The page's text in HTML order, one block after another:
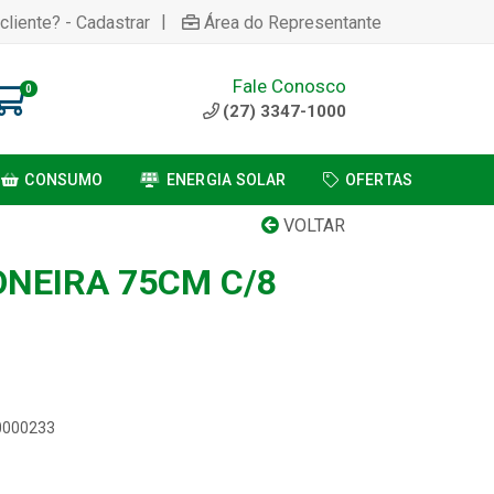
- Cadastrar | Área do Representante
0 Fale Conosco
(27) 3347-1000
CONSUMO ENERGIA SOLAR OFERTAS
VOLTAR
75CM C/8